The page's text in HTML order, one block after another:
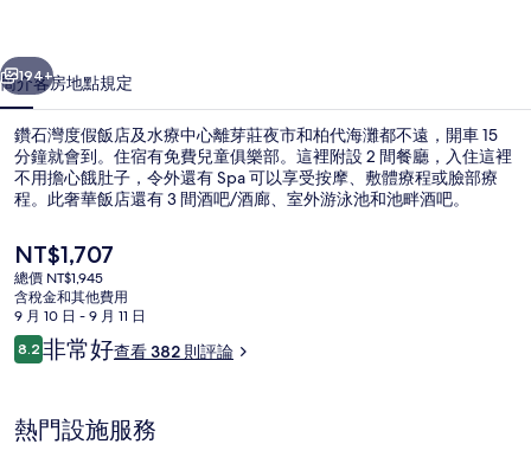
及
水
療
中
的
相
片
個 下一個
194+
簡介客房地點規定
鑽石灣度假飯店及水療中心離芽莊夜市和柏代海灘都不遠，開車 15
分鐘就會到。住宿有免費兒童俱樂部。這裡附設 2 間餐廳，入住這裡
不用擔心餓肚子，令外還有 Spa 可以享受按摩、敷體療程或臉部療
程。此奢華飯店還有 3 間酒吧/酒廊、室外游泳池和池畔酒吧。
目
前
的
價
格
是
NT$1,707
總價 NT$1,945
含稅金和其他費用
9 月 10 日 - 9 月 11 日
評
論
8.28.2 分，滿分 10 分，
非常好查看 382 則評論
熱門設施服務